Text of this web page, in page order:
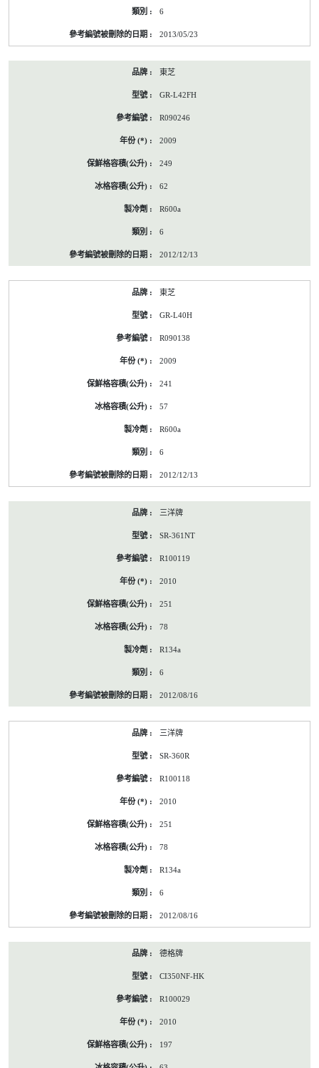
6
2013/05/23
東芝
GR-L42FH
R090246
2009
249
62
R600a
6
2012/12/13
東芝
GR-L40H
R090138
2009
241
57
R600a
6
2012/12/13
三洋牌
SR-361NT
R100119
2010
251
78
R134a
6
2012/08/16
三洋牌
SR-360R
R100118
2010
251
78
R134a
6
2012/08/16
德格牌
CI350NF-HK
R100029
2010
197